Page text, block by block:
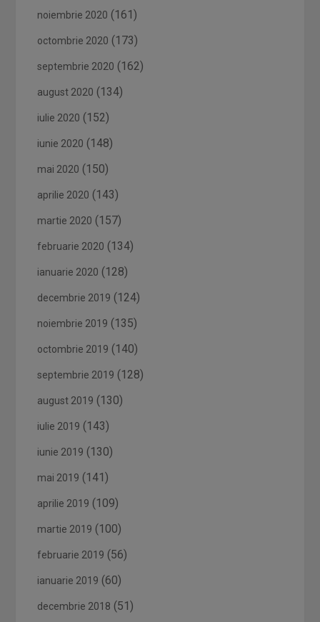
noiembrie 2020 (161)
octombrie 2020 (173)
septembrie 2020 (162)
august 2020 (134)
iulie 2020 (152)
iunie 2020 (148)
mai 2020 (150)
aprilie 2020 (143)
martie 2020 (157)
februarie 2020 (134)
ianuarie 2020 (128)
decembrie 2019 (124)
noiembrie 2019 (135)
octombrie 2019 (140)
septembrie 2019 (128)
august 2019 (130)
iulie 2019 (143)
iunie 2019 (130)
mai 2019 (141)
aprilie 2019 (109)
martie 2019 (100)
februarie 2019 (56)
ianuarie 2019 (60)
decembrie 2018 (51)